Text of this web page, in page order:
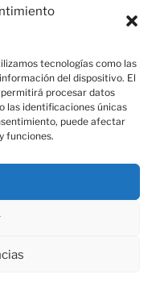
tecnologías como las
del dispositivo. El
procesar datos
las identificaciones únicas
puede afectar
funciones.